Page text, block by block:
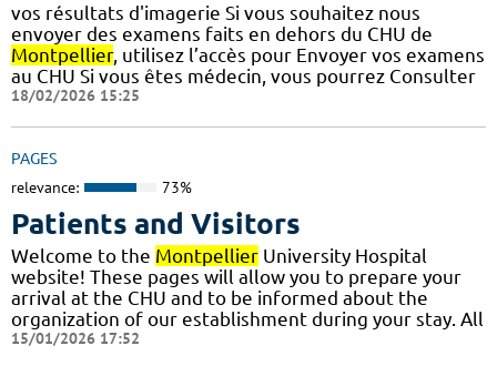
vos résultats d'imagerie Si vous souhaitez nous
envoyer des examens faits en dehors du CHU de
Montpellier, utilisez l’accès pour Envoyer vos examens
au CHU Si vous êtes médecin, vous pourrez Consulter
18/02/2026 15:25
PAGES
relevance: 73%
Patients and Visitors
Welcome to the Montpellier University Hospital
website! These pages will allow you to prepare your
arrival at the CHU and to be informed about the
organization of our establishment during your stay. All
15/01/2026 17:52